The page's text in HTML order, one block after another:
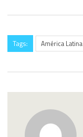
Tags: América Latina